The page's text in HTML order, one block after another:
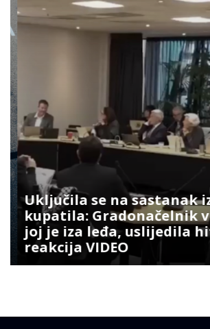
Uključila se na sastanak iz
kupatila: Gradonačelnik
joj je iza leđa, uslijedila hit
reakcija VIDEO